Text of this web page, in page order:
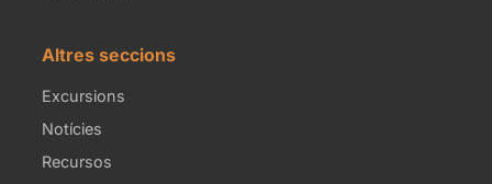
Altres seccions
Excursions
Notícies
Recursos